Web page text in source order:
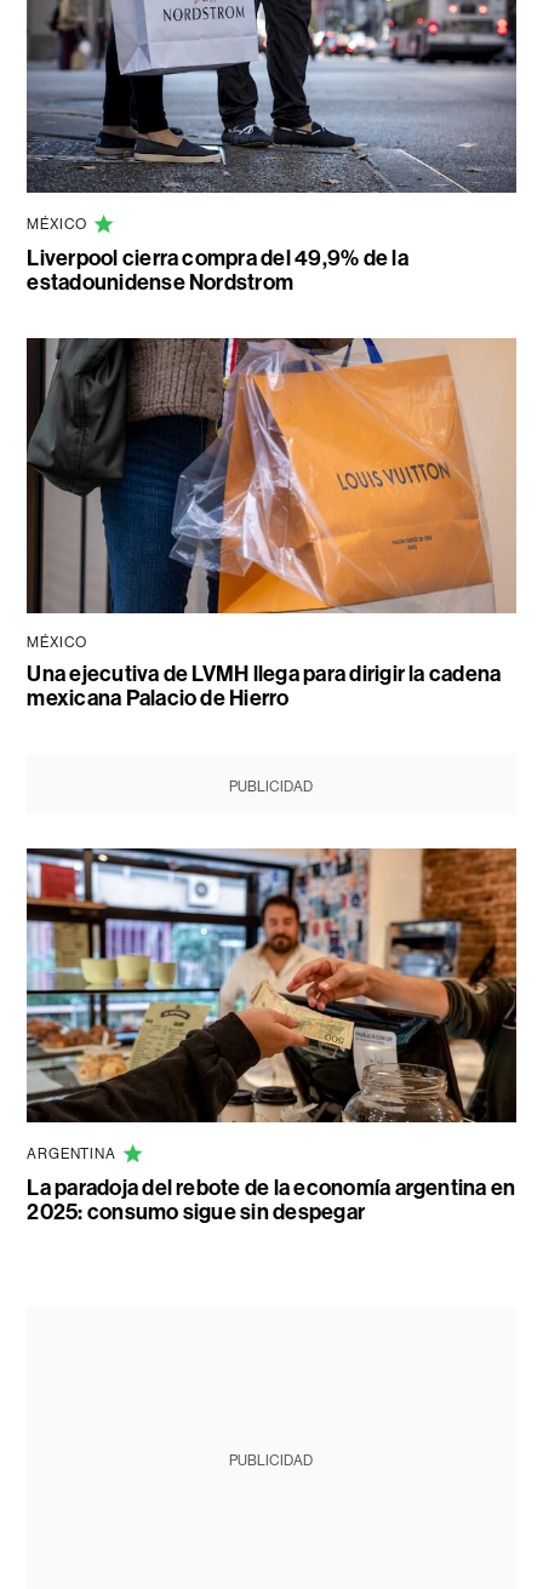
MÉXICO
Liverpool cierra compra del 49,9% de la
estadounidense Nordstrom
MÉXICO
Una ejecutiva de LVMH llega para dirigir la cadena
mexicana Palacio de Hierro
PUBLICIDAD
ARGENTINA
La paradoja del rebote de la economía argentina en
2025: consumo sigue sin despegar
PUBLICIDAD